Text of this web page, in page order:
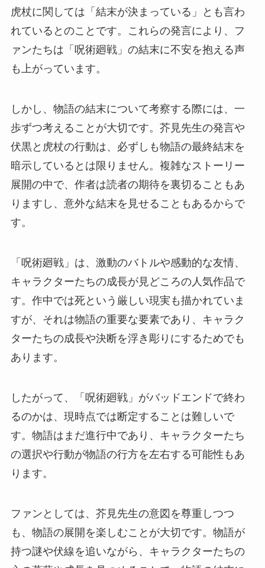
虎杖に関しては「結末が決まっている」とも言わ
れているとのことです。これらの発言により、フ
ァンたちは「呪術廻戦」の結末に不安を抱える声
も上がっています。
しかし、物語の結末について考察する際には、一
歩ずつ考えることが大切です。芥見先生の発言や
伏黒と虎杖の行動は、必ずしも物語の最終結末を
暗示しているとは限りません。複雑なストーリー
展開の中で、作者は読者の期待を裏切ることもあ
りますし、意外な結末を見せることもあるからで
す。
「呪術廻戦」は、激動のバトルや感動的な友情、
キャラクターたちの成長が見どころの人気作品で
す。作中では死という厳しい現実も描かれていま
すが、それは物語の重要な要素であり、キャラク
ターたちの成長や決断を浮き彫りにするためでも
あります。
したがって、「呪術廻戦」がバッドエンドで終わ
るのかは、現時点では断定することは難しいで
す。物語はまだ進行中であり、キャラクターたち
の選択や行動が物語の行方を左右する可能性もあ
ります。
ファンとしては、芥見先生の意図を尊重しつつ
も、物語の展開を楽しむことが大切です。物語が
持つ謎や伏線を追いながら、キャラクターたちの